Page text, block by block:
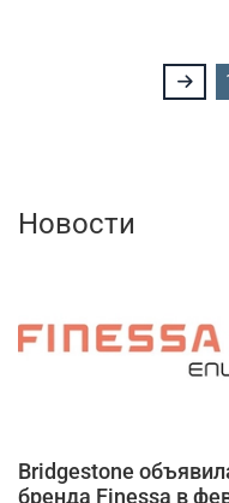
Новости
Bridgestone
бренда Finessa в